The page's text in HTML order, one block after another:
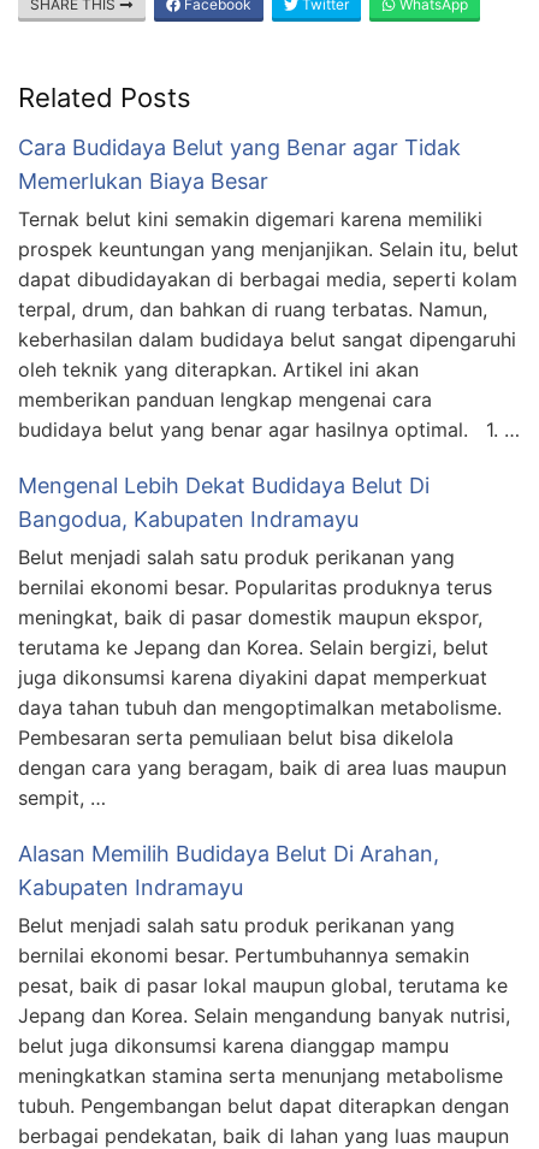
SHARE THIS Facebook Twitter WhatsApp
Related Posts
Cara Budidaya Belut yang Benar agar Tidak
Memerlukan Biaya Besar
Ternak belut kini semakin digemari karena memiliki
prospek keuntungan yang menjanjikan. Selain itu, belut
dapat dibudidayakan di berbagai media, seperti kolam
terpal, drum, dan bahkan di ruang terbatas. Namun,
keberhasilan dalam budidaya belut sangat dipengaruhi
oleh teknik yang diterapkan. Artikel ini akan
memberikan panduan lengkap mengenai cara
budidaya belut yang benar agar hasilnya optimal. 1. …
Mengenal Lebih Dekat Budidaya Belut Di
Bangodua, Kabupaten Indramayu
Belut menjadi salah satu produk perikanan yang
bernilai ekonomi besar. Popularitas produknya terus
meningkat, baik di pasar domestik maupun ekspor,
terutama ke Jepang dan Korea. Selain bergizi, belut
juga dikonsumsi karena diyakini dapat memperkuat
daya tahan tubuh dan mengoptimalkan metabolisme.
Pembesaran serta pemuliaan belut bisa dikelola
dengan cara yang beragam, baik di area luas maupun
sempit, …
Alasan Memilih Budidaya Belut Di Arahan,
Kabupaten Indramayu
Belut menjadi salah satu produk perikanan yang
bernilai ekonomi besar. Pertumbuhannya semakin
pesat, baik di pasar lokal maupun global, terutama ke
Jepang dan Korea. Selain mengandung banyak nutrisi,
belut juga dikonsumsi karena dianggap mampu
meningkatkan stamina serta menunjang metabolisme
tubuh. Pengembangan belut dapat diterapkan dengan
berbagai pendekatan, baik di lahan yang luas maupun